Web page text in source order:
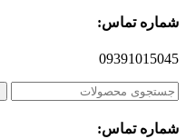
شماره تماس:
09391015045
شماره تماس: